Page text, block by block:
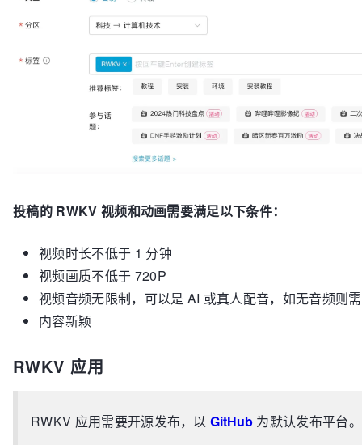
投稿的 RWKV 视频和动画需要满足以下条件：
视频时长不低于 1 分钟
视频画质不低于 720P
视频音频无限制，可以是 AI 或真人配音，如无音频则
内容新颖
RWKV 应用
RWKV 应用需要开源发布，以GitHub 为默认发布平台。